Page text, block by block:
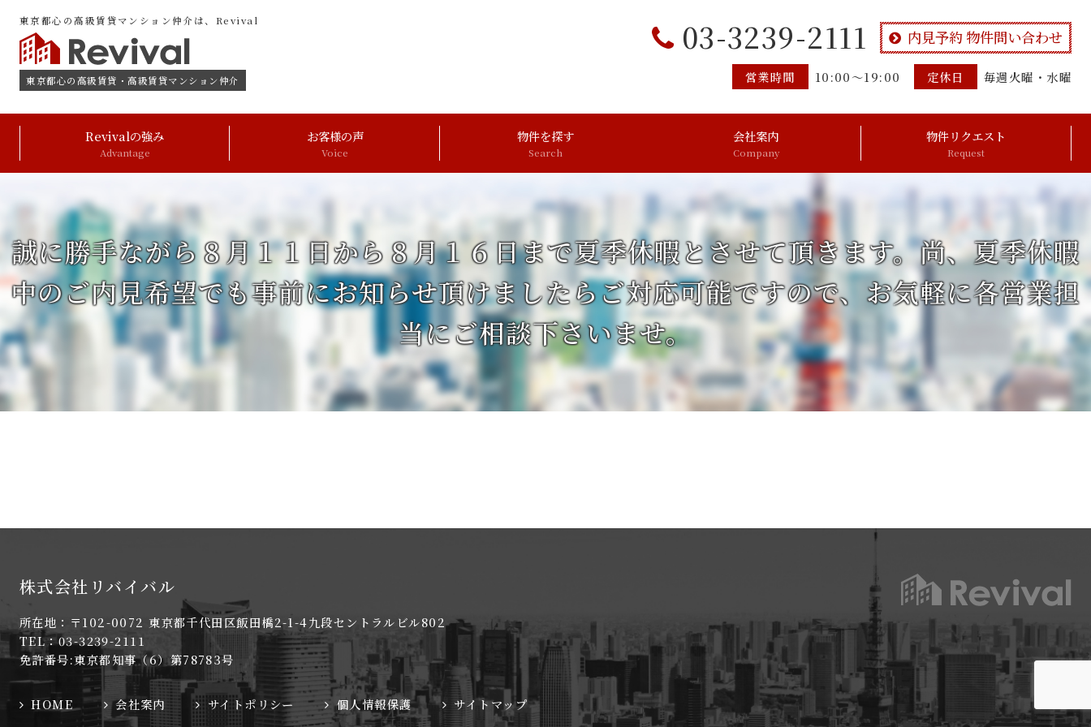
東京都心の高級賃貸マンション仲介は、Revival
東京都心の高級賃貸・高級賃貸マンション仲介
03-3239-2111 内見予約 物件問い合わせ
営業時間 10:00～19:00 定休日 毎週火曜・水曜
Revivalの強み
Advantage
お客様の声
Voice
物件を探す
Search
会社案内
Company
物件リクエスト
Request
誠に勝手ながら８月１１日から８月１６日まで夏季休暇とさせて頂きます。尚、夏季休暇
中のご内見希望でも事前にお知らせ頂けましたらご対応可能ですので、お気軽に各営業担
当にご相談下さいませ。
株式会社リバイバル
所在地：〒102-0072 東京都千代田区飯田橋2-1-4九段セントラルビル802
TEL：03-3239-2111
免許番号:東京都知事（6）第78783号
HOME 会社案内 サイトポリシー 個人情報保護 サイトマップ